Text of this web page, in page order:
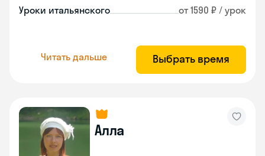
Уроки итальянского от 1590 ₽ / урок
Читать дальше Выбрать время
Алла